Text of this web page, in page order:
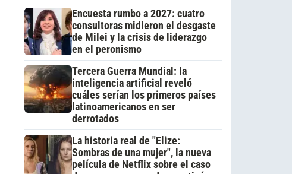
Encuesta rumbo a 2027: cuatro
consultoras midieron el desgaste
de Milei y la crisis de liderazgo
en el peronismo
Tercera Guerra Mundial: la
inteligencia artificial reveló
cuáles serían los primeros países
latinoamericanos en ser
derrotados
La historia real de "Elize:
Sombras de una mujer", la nueva
película de Netflix sobre el caso